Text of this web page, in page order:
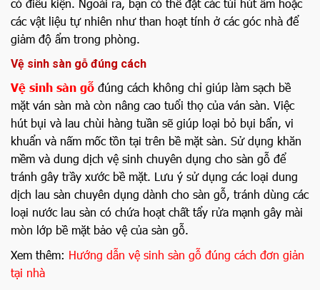
có điều kiện. Ngoài ra, bạn có thể đặt các túi hút ẩm hoặc
các vật liệu tự nhiên như than hoạt tính ở các góc nhà để
giảm độ ẩm trong phòng.
Vệ sinh sàn gỗ đúng cách
Vệ sinh sàn gỗ đúng cách không chỉ giúp làm sạch bề
mặt ván sàn mà còn nâng cao tuổi thọ của ván sàn. Việc
hút bụi và lau chùi hàng tuần sẽ giúp loại bỏ bụi bẩn, vi
khuẩn và nấm mốc tồn tại trên bề mặt sàn. Sử dụng khăn
mềm và dung dịch vệ sinh chuyên dụng cho sàn gỗ để
tránh gây trầy xước bề mặt. Lưu ý sử dụng các loại dung
dịch lau sàn chuyên dụng dành cho sàn gỗ, tránh dùng các
loại nước lau sàn có chứa hoạt chất tẩy rửa mạnh gây mài
mòn lớp bề mặt bảo vệ của sàn gỗ.
Xem thêm: Hướng dẫn vệ sinh sàn gỗ đúng cách đơn giản
tại nhà